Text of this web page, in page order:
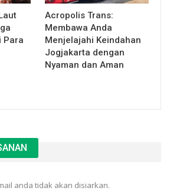
Para
Acropolis Trans:
Membawa Anda
Menjelajahi Keindahan
Jogjakarta dengan
Nyaman dan Aman
anda tidak akan disiarkan.